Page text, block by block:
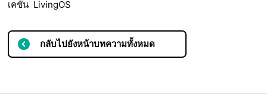
เคชั่น LivingOS
กลับไปยังหน้าบทความทั้งหมด